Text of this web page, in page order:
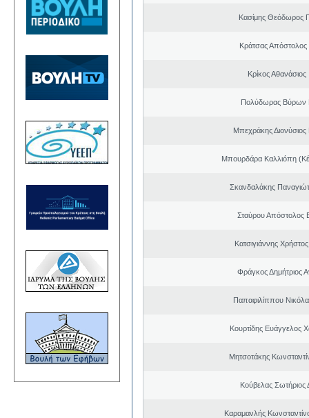
Κασίμης Θεόδωρος
Κράτσας Απόστολος
Κρίκος
Πολύδωρας Βύρων
Μπεχράκης Διονύσιος
Μπουρδάρα Καλλιόπη
Σκανδαλάκης
Σταύρου Απόστολος
Κατσιγιάννης
Φράγκος Δημήτριος
Παπαφιλίππου
Κουρτίδης Ευάγγελος
Μητσοτάκης
Κούβελας Σωτήριος
Καραμανλής